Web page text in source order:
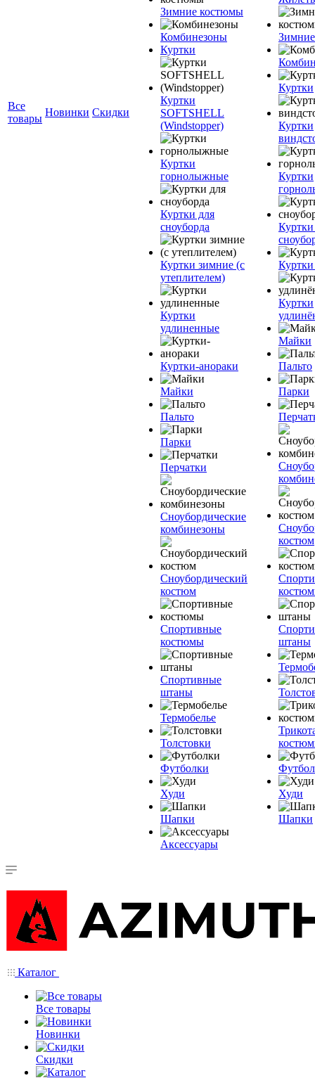
Все
товары
Новинки Скидки
Зимние костюмы
Комбинезоны
Куртки
Куртки
SOFTSHELL
(Windstopper)
Куртки
горнолыжные
Куртки для
сноуборда
Куртки зимние (с
утеплителем)
Куртки
удлиненные
Куртки-анораки
Майки
Пальто
Парки
Перчатки
Сноубордические
комбинезоны
Сноубордический
костюм
Спортивные
костюмы
Спортивные
штаны
Термобелье
Толстовки
Футболки
Худи
Шапки
Аксессуары
Куртки
Куртки
Куртки
Куртки
Куртки
Майки
Пальто
Парки
костюм
штаны
Худи
Шапки
Каталог
Все товары
Новинки
Скидки